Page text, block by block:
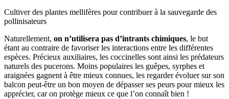
Cultiver des plantes mellifères pour contribuer à la sauvegarde des
pollinisateurs
Naturellement, on n’utilisera pas d’intrants chimiques, le but
étant au contraire de favoriser les interactions entre les différentes
espèces. Précieux auxiliaires, les coccinelles sont ainsi les prédateurs
naturels des pucerons. Moins populaires les guêpes, syrphes et
araignées gagnent à être mieux connues, les regarder évoluer sur son
balcon peut-être un bon moyen de dépasser ses peurs pour mieux les
apprécier, car on protège mieux ce que l’on connaît bien !